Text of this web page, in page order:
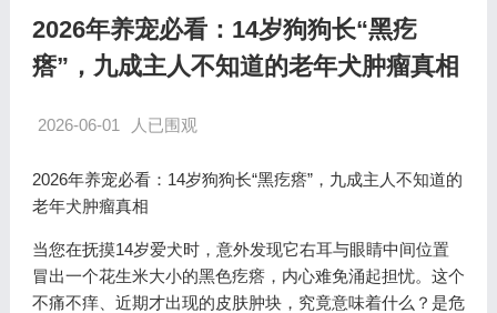
2026年养宠必看：14岁狗狗长“黑疙
瘩”，九成主人不知道的老年犬肿瘤真相
2026-06-01 人已围观
2026年养宠必看：14岁狗狗长“黑疙瘩”，九成主人不知道的
老年犬肿瘤真相
当您在抚摸14岁爱犬时，意外发现它右耳与眼睛中间位置
冒出一个花生米大小的黑色疙瘩，内心难免涌起担忧。这个
不痛不痒、近期才出现的皮肤肿块，究竟意味着什么？是危